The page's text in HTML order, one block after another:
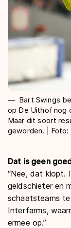
Livestreams
Word schaatsfan!
Winacties
Medaille
Medaillespiegel
Olympische
Van Jong tot
Bart Swings
op De Uithof nog
Maar dit soort
geworden. | Foto:
Dat is geen
“Nee, dat klopt.
geldschieter en
schaatsteams
Interfarms,
ermee op.”